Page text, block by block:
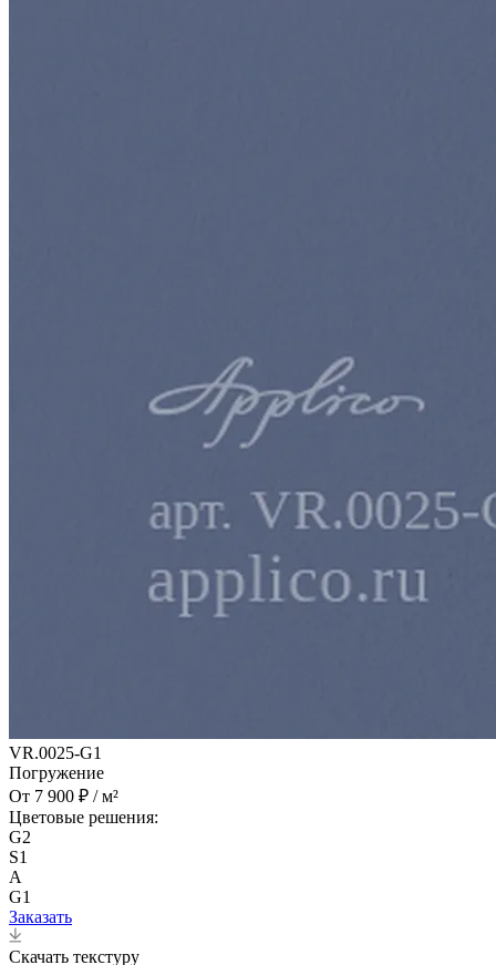
VR.0025-G1
Погружение
От 7 900 ₽ / м²
Цветовые решения:
G2
S1
A
G1
Заказать
Скачать текстуру